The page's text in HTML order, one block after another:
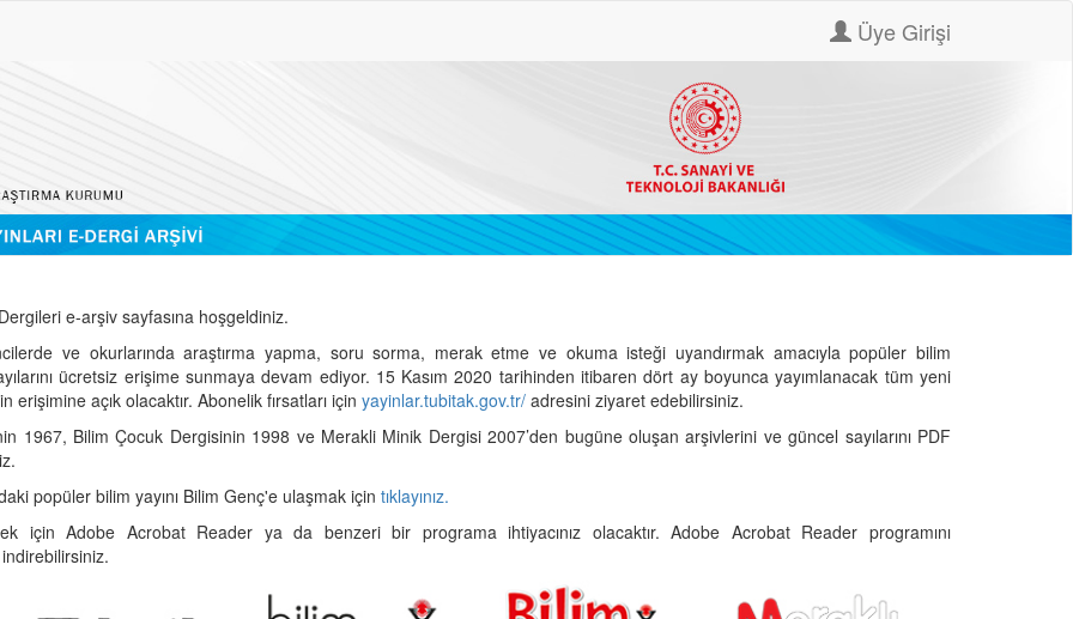
Üye Girişi
e-arşiv sayfasına hoşgeldiniz.
ve okurlarında araştırma yapma, soru sorma, merak etme ve okuma isteği uyandırmak amacıyla popüler bilim
ücretsiz erişime sunmaya devam ediyor. 15 Kasım 2020 tarihinden itibaren dört ay boyunca yayımlanacak tüm yeni
erişimine açık olacaktır. Abonelik fırsatları için yayinlar.tubitak.gov.tr/ adresini ziyaret edebilirsiniz.
1967, Bilim Çocuk Dergisinin 1998 ve Merakli Minik Dergisi 2007’den bugüne oluşan arşivlerini ve güncel sayılarını PDF
popüler bilim yayını Bilim Genç'e ulaşmak için tıklayınız.
için Adobe Acrobat Reader ya da benzeri bir programa ihtiyacınız olacaktır. Adobe Acrobat Reader programını